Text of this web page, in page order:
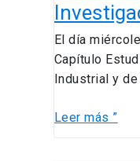
El día
Capítulo
Industrial y
Investigación
Leer más ”